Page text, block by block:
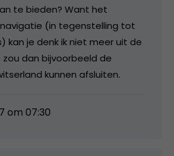
te bieden? Want het
(in tegenstelling tot
kan je denk ik niet meer uit de
dan bijvoorbeeld de
kunnen afsluiten.
om 07:30